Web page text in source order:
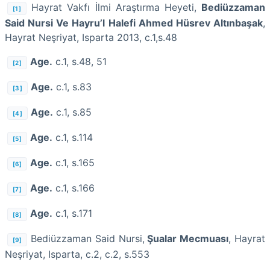
[1] Hayrat Vakfı İlmi Araştırma Heyeti, Bediüzzaman
Said Nursi Ve Hayru’l Halefi Ahmed Hüsrev Altınbaşak,
Hayrat Neşriyat, Isparta 2013, c.1,s.48
[2] Age. c.1, s.48, 51
[3] Age. c.1, s.83
[4] Age. c.1, s.85
[5] Age. c.1, s.114
[6] Age. c.1, s.165
[7] Age. c.1, s.166
[8] Age. c.1, s.171
[9] Bediüzzaman Said Nursi, Şualar Mecmuası, Hayrat
Neşriyat, Isparta, c.2, c.2, s.553